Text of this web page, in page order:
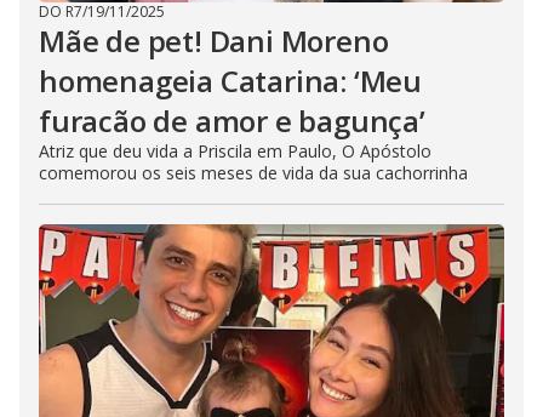
DO R7/19/11/2025
Mãe de pet! Dani Moreno
homenageia Catarina: ‘Meu
furacão de amor e bagunça’
Atriz que deu vida a Priscila em Paulo, O Apóstolo
comemorou os seis meses de vida da sua cachorrinha